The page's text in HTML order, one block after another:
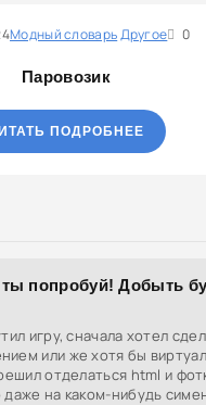
Модный словарьДругое 0
Паровозик
ПОДРОБНЕЕ
попробуй! Добыть
игру, сначала хотел
или же хотя бы
отделаться html и
на каком-нибудь